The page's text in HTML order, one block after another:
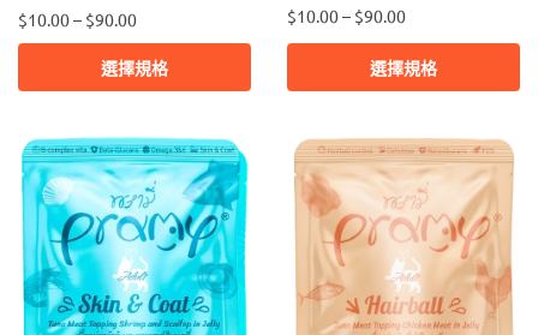
$10.00– $90.00
選擇規格
產
有
多
種
式。
可
在
$10.00– $90.00
選擇規格
產
有
多
種
式。